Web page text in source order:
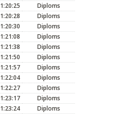
1:20:25
Diploms
1:20:28
Diploms
1:20:30
Diploms
1:21:08
Diploms
1:21:38
Diploms
1:21:50
Diploms
1:21:57
Diploms
1:22:04
Diploms
1:22:27
Diploms
1:23:17
Diploms
1:23:24
Diploms